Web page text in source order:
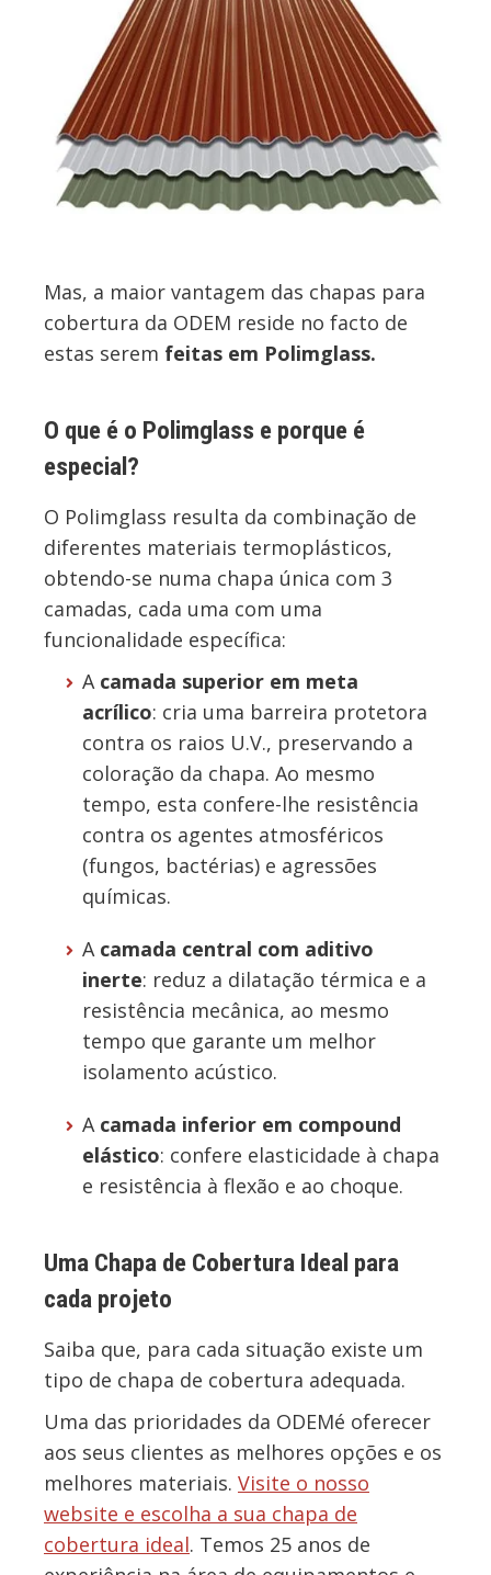
Mas, a maior vantagem das chapas para
cobertura da ODEM reside no facto de
estas serem feitas em Polimglass.
O que é o Polimglass e porque é
especial?
O Polimglass resulta da combinação de
diferentes materiais termoplásticos,
obtendo-se numa chapa única com 3
camadas, cada uma com uma
funcionalidade específica:
A camada superior em meta
acrílico: cria uma barreira protetora
contra os raios U.V., preservando a
coloração da chapa. Ao mesmo
tempo, esta confere-lhe resistência
contra os agentes atmosféricos
(fungos, bactérias) e agressões
químicas.
A camada central com aditivo
inerte: reduz a dilatação térmica e a
resistência mecânica, ao mesmo
tempo que garante um melhor
isolamento acústico.
A camada inferior em compound
elástico: confere elasticidade à chapa
e resistência à flexão e ao choque.
Uma Chapa de Cobertura Ideal para
cada projeto
Saiba que, para cada situação existe um
tipo de chapa de cobertura adequada.
Uma das prioridades da ODEMé oferecer
aos seus clientes as melhores opções e os
melhores materiais. Visite o nosso
website e escolha a sua chapa de
cobertura ideal. Temos 25 anos de